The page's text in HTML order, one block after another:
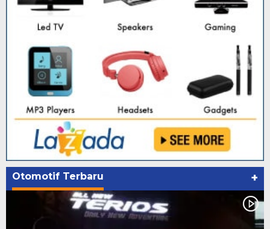
Otomotif Terbaru +